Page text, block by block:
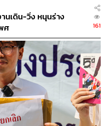
หลังเกิดเหตุการณ์ประมาณ
ได้รายงานว่า พลโท วิจักขฐ์
ได้ดูภาพจากกล้องวงจรปิด
บคำให้การของพลตำรวจ
กล่าวว่า “ผมว่าสมเหตุสม
าจกดออโต้ก็ได้”
นเดิน-วิ่ง หนุนร่าง
ศ
161